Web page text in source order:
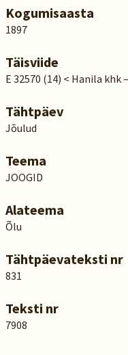
Kogumisaasta
1897
Täisviide
E 32570 (14) < Hanila khk
Tähtpäev
Jõulud
Teema
JOOGID
Alateema
Õlu
Tähtpäevateksti nr
831
Teksti nr
7908